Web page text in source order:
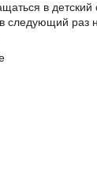
в детский
следующий раз